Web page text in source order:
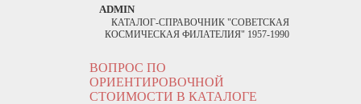
ADMIN
КАТАЛОГ-СПРАВОЧНИК "СОВЕТСКАЯ
КОСМИЧЕСКАЯ ФИЛАТЕЛИЯ" 1957-1990
ВОПРОС ПО
ОРИЕНТИРОВОЧНОЙ
СТОИМОСТИ В КАТАЛОГЕ